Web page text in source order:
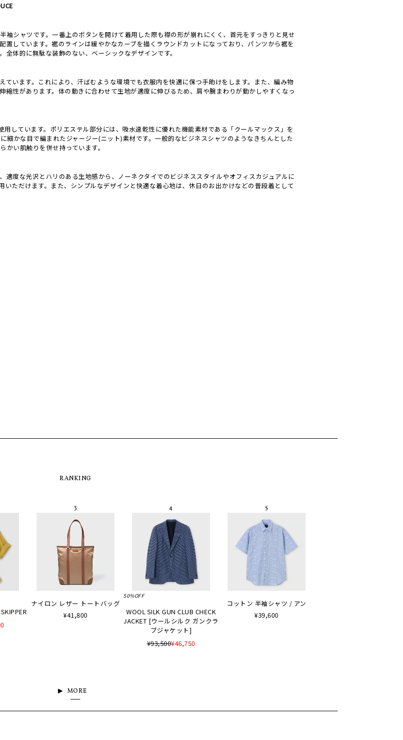
袖シャツです。一番上のボタンを開けて着用した際も襟の形が崩れにくく、首元をすっきりと見せ
置しています。裾のラインは緩やかなカーブを描くラウンドカットになっており、パンツから裾を
体的に無駄な装飾のない、ベーシックなデザインです。
ています。これにより、汗ばむような環境でも衣服内を快適に保つ手助けをします。また、編み物
縮性があります。体の動きに合わせて生地が適度に伸びるため、肩や腕まわりが動かしやすくなっ
しています。ポリエステル部分には、吸水速乾性に優れた機能素材である「クールマックス」を
細かな目で編まれたジャージー(ニット)素材です。一般的なビジネスシャツのようなきちんとした
い肌触りを併せ持っています。
適度な光沢とハリのある生地感から、ノーネクタイでのビジネススタイルやオフィスカジュアルに
いただけます。また、シンプルなデザインと快適な着心地は、休日のお出かけなどの普段着として
RANKING
ナイロン レザー トートバッグ
¥41,800
50%OFF
WOOL SILK GUN CLUB CHECK
JACKET [ウールシルク ガンクラ
ブジャケット]
¥93,500¥46,750
コットン 半袖シャツ / アン
¥39,600
MORE